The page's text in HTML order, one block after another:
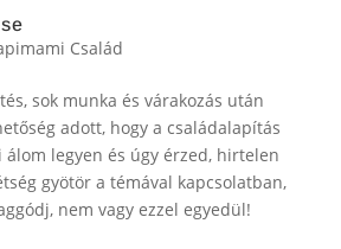
Család
sok munka és várakozás után
adott, hogy a családalapítás
álom legyen és úgy érzed, hirtelen
gyötör a témával kapcsolatban,
nem vagy ezzel egyedül!